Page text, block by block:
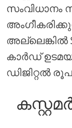
സംവിധാനം
അല്ലെങ്കിൽ
കാർഡ്
ഡിജിറ്റൽ